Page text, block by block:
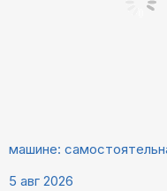
машине:
5 авг 2026